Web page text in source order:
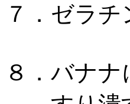
７．ゼラ
８．バナ